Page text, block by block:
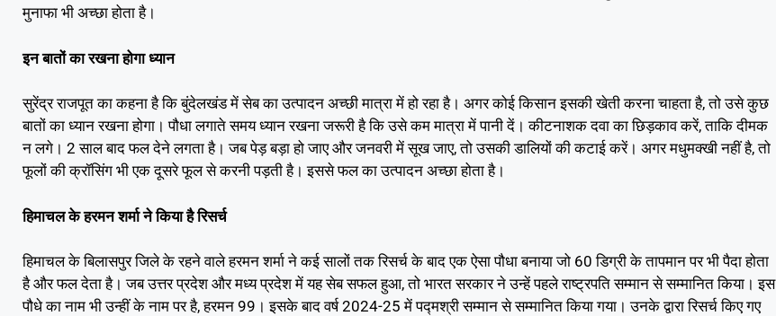
मुनाफा भी अच्छा होता है।
इन बातों का रखना होगा ध्यान
सुरेंद्र राजपूत का कहना है कि बुंदेलखंड में सेब का उत्पादन अच्छी मात्रा में हो रहा है। अगर कोई किसान इसकी खेती करना चाहता है, तो उसे कुछ
बातों का ध्यान रखना होगा। पौधा लगाते समय ध्यान रखना जरूरी है कि उसे कम मात्रा में पानी दें। कीटनाशक दवा का छिड़काव करें, ताकि दीमक
न लगे। 2 साल बाद फल देने लगता है। जब पेड़ बड़ा हो जाए और जनवरी में सूख जाए, तो उसकी डालियों की कटाई करें। अगर मधुमक्खी नहीं है, तो
फूलों की क्रॉसिंग भी एक दूसरे फूल से करनी पड़ती है। इससे फल का उत्पादन अच्छा होता है।
हिमाचल के हरमन शर्मा ने किया है रिसर्च
हिमाचल के बिलासपुर जिले के रहने वाले हरमन शर्मा ने कई सालों तक रिसर्च के बाद एक ऐसा पौधा बनाया जो 60 डिग्री के तापमान पर भी पैदा होता
है और फल देता है। जब उत्तर प्रदेश और मध्य प्रदेश में यह सेब सफल हुआ, तो भारत सरकार ने उन्हें पहले राष्ट्रपति सम्मान से सम्मानित किया। इस
पौधे का नाम भी उन्हीं के नाम पर है, हरमन 99। इसके बाद वर्ष 2024-25 में पद्मश्री सम्मान से सम्मानित किया गया। उनके द्वारा रिसर्च किए गए